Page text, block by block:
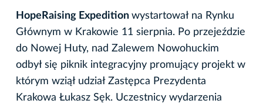
HopeRaising Expedition wystartował na Rynku
Głównym w Krakowie 11 sierpnia. Po przejeździe
do Nowej Huty, nad Zalewem Nowohuckim
odbył się piknik integracyjny promujący projekt w
którym wziął udział Zastępca Prezydenta
Krakowa Łukasz Sęk. Uczestnicy wydarzenia